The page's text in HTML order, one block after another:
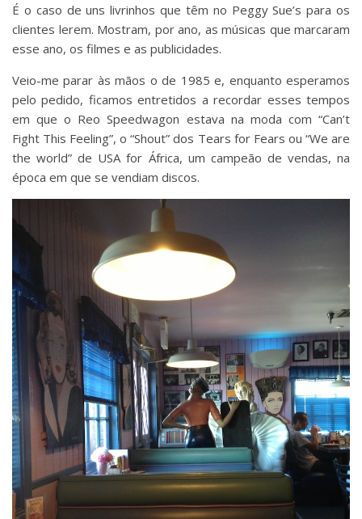
É o caso de uns livrinhos que têm no Peggy Sue’s para os
clientes lerem. Mostram, por ano, as músicas que marcaram
esse ano, os filmes e as publicidades.
Veio-me parar às mãos o de 1985 e, enquanto esperamos
pelo pedido, ficamos entretidos a recordar esses tempos
em que o Reo Speedwagon estava na moda com “Can’t
Fight This Feeling”, o “Shout” dos Tears for Fears ou “We are
the world” de USA for África, um campeão de vendas, na
época em que se vendiam discos.